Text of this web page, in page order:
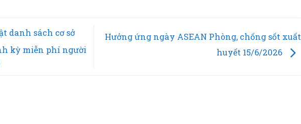
danh sách cơ sở
kỳ miễn phí người
Hưởng ứng ngày ASEAN Phòng, chống sốt xuất
huyết 15/6/2026